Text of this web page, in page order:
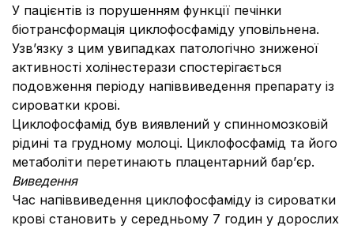
У пацієнтів із порушенням функції печінки
біотрансформація циклофосфаміду уповільнена.
Узв’язку з цим увипадках патологічно зниженої
активності холінестерази спостерігається
подовження періоду напіввиведення препарату із
сироватки крові.
Циклофосфамід був виявлений у спинномозковій
рідині та грудному молоці. Циклофосфамід та його
метаболіти перетинають плацентарний бар’єр.
Виведення
Час напіввиведення циклофосфаміду із сироватки
крові становить у середньому 7 годин у дорослих